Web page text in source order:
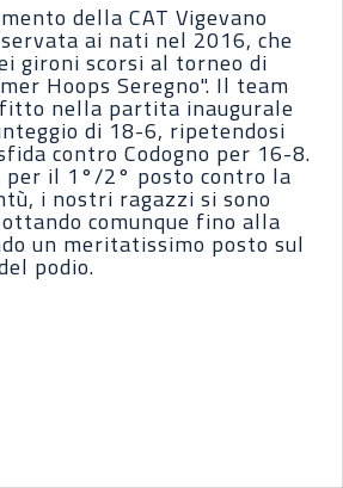
della CAT Vigevano
ai nati nel 2016, che
gironi scorsi al torneo di
Hoops Seregno". Il team
nella partita inaugurale
di 18-6, ripetendosi
contro Codogno per 16-8.
il 1°/2° posto contro la
i nostri ragazzi si sono
comunque fino alla
un meritatissimo posto sul
podio.